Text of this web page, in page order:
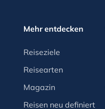
Mehr entdecken
Reiseziele
Reisearten
Magazin
Reisen neu definiert